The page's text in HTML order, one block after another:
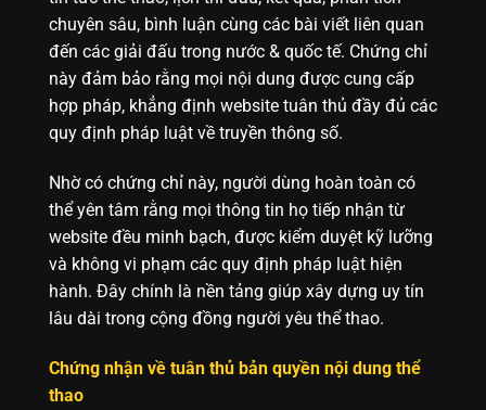
chuyên sâu, bình luận cùng các bài viết liên quan
đến các giải đấu trong nước & quốc tế. Chứng chỉ
này đảm bảo rằng mọi nội dung được cung cấp
hợp pháp, khẳng định website tuân thủ đầy đủ các
quy định pháp luật về truyền thông số.
Nhờ có chứng chỉ này, người dùng hoàn toàn có
thể yên tâm rằng mọi thông tin họ tiếp nhận từ
website đều minh bạch, được kiểm duyệt kỹ lưỡng
và không vi phạm các quy định pháp luật hiện
hành. Đây chính là nền tảng giúp xây dựng uy tín
lâu dài trong cộng đồng người yêu thể thao.
Chứng nhận về tuân thủ bản quyền nội dung thể
thao